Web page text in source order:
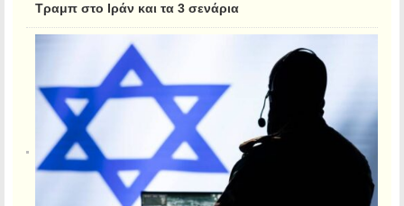
Τραμπ στο Ιράν και τα 3 σενάρια